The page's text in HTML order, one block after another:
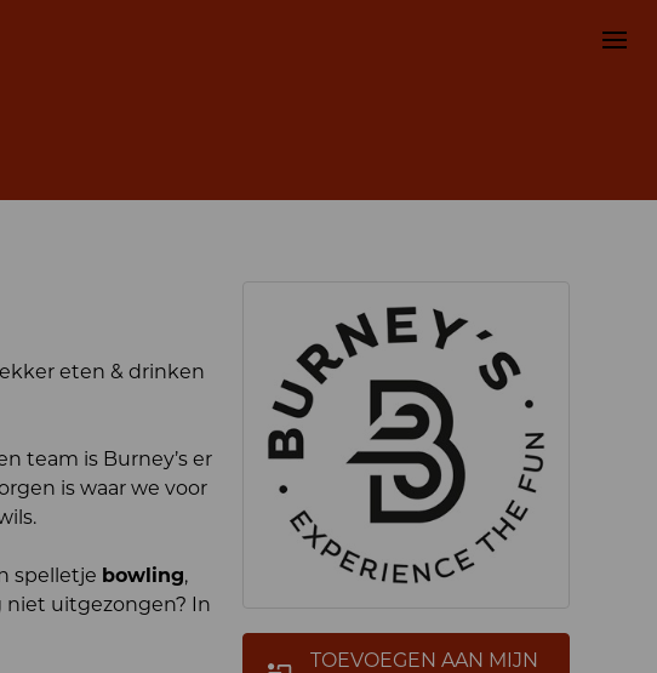
TOEVOEGEN AAN MIJN
eten & drinken
team is Burney’s er
is waar we voor
spelletje bowling,
niet uitgezongen? In